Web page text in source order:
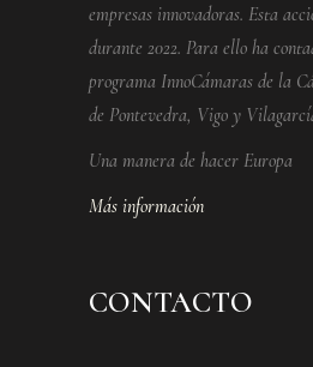
empresas innovadoras. Esta
durante 2022. Para ello ha
programa InnoCámaras de la
de Pontevedra, Vigo y
Una manera de hacer Europa
Más información
CONTACTO